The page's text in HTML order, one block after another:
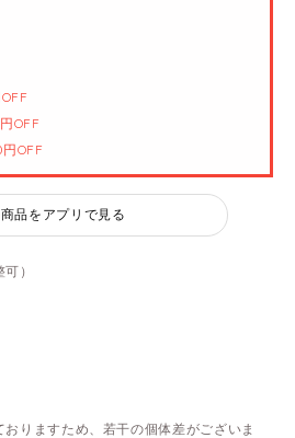
OFF
OFF
品をアプリで見る
）
りますため、若干の個体差がございま